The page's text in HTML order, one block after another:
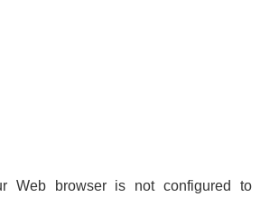
Web browser is not configured to